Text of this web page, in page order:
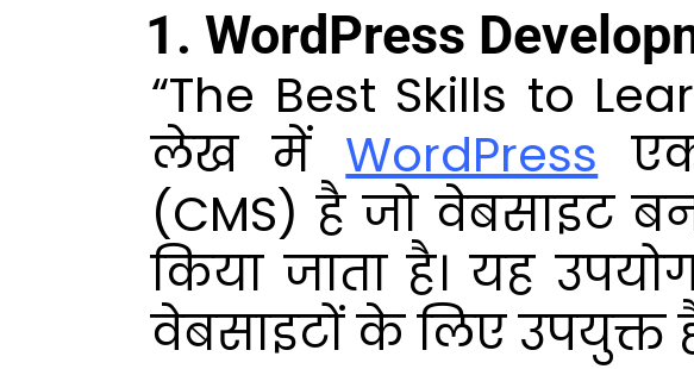
1. WordPress
“The Best Skills to
लेख में WordPress
(CMS) है जो वेबसाइट
किया जाता है। यह
वेबसाइटों के लिए उपयुक्त